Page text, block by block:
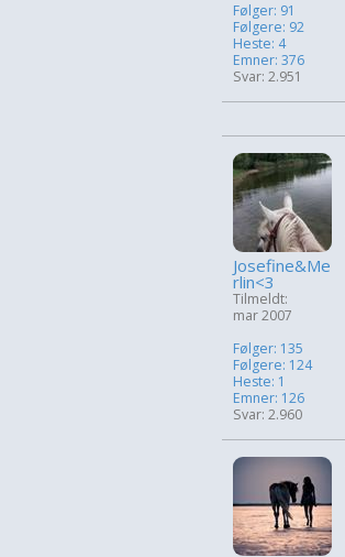
Følger: 91
Følgere: 92
Heste: 4
Emner: 376
Svar: 2.951
Josefine&Me
rlin<3
Tilmeldt:
mar 2007
Følger: 135
Følgere: 124
Heste: 1
Emner: 126
Svar: 2.960